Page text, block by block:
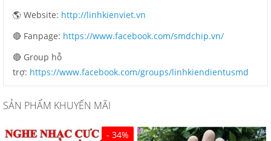
🌎 Website: http://linhkienviet.vn
🔴 Fanpage: https://www.facebook.com/smdchip.vn/
🔴 Group hỗ
trợ: https://www.facebook.com/groups/linhkiendientusmd
SẢN PHẨM KHUYẾN MÃI
- 34%